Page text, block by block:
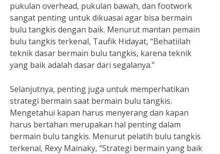
pukulan overhead, pukulan bawah, dan footwork
sangat penting untuk dikuasai agar bisa bermain
bulu tangkis dengan baik. Menurut mantan pemain
bulu tangkis terkenal, Taufik Hidayat, “Behatiilah
teknik dasar bermain bulu tangkis, karena teknik
yang baik adalah dasar dari segalanya.”
Selanjutnya, penting juga untuk memperhatikan
strategi bermain saat bermain bulu tangkis.
Mengetahui kapan harus menyerang dan kapan
harus bertahan merupakan hal penting dalam
bermain bulu tangkis. Menurut pelatih bulu tangkis
terkenal, Rexy Mainaky, “Strategi bermain yang baik